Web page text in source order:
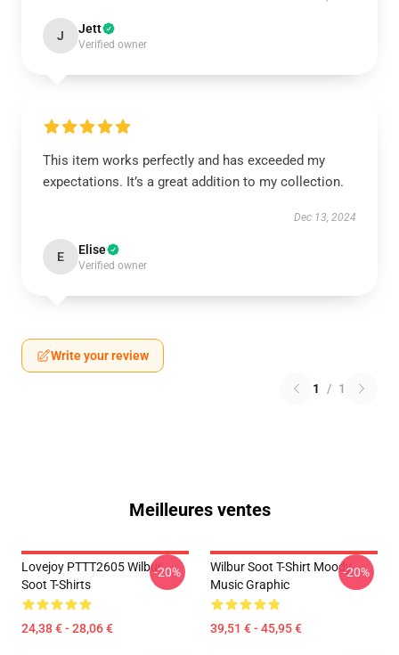
J Jett
Verified owner
This item works perfectly and has exceeded my
expectations. It’s a great addition to my collection.
Dec 13, 2024
E Elise
Verified owner
Write your review
1 / 1
Meilleures ventes
Lovejoy PTTT2605 Wilbur
Soot T-Shirts
24,38 € - 28,06 €
-20%
Wilbur Soot T-Shirt Moody
Music Graphic
39,51 € - 45,95 €
-20%